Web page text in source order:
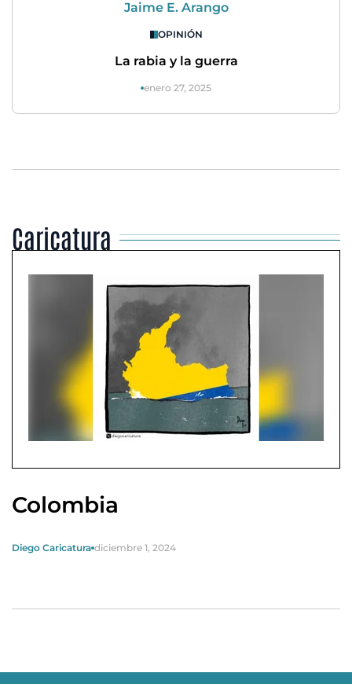
Jaime E. Arango
OPINIÓN
La rabia y la guerra
enero 27, 2025
Caricatura
Colombia
Diego Caricatura diciembre 1, 2024